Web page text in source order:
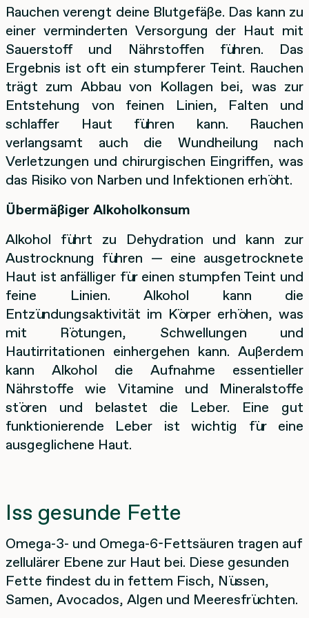
Rauchen verengt deine Blutgefäße. Das kann zu
einer verminderten Versorgung der Haut mit
Sauerstoff und Nährstoffen führen. Das
Ergebnis ist oft ein stumpferer Teint. Rauchen
trägt zum Abbau von Kollagen bei, was zur
Entstehung von feinen Linien, Falten und
schlaffer Haut führen kann. Rauchen
verlangsamt auch die Wundheilung nach
Verletzungen und chirurgischen Eingriffen, was
das Risiko von Narben und Infektionen erhöht.
Übermäßiger Alkoholkonsum
Alkohol führt zu Dehydration und kann zur
Austrocknung führen — eine ausgetrocknete
Haut ist anfälliger für einen stumpfen Teint und
feine Linien. Alkohol kann die
Entzündungsaktivität im Körper erhöhen, was
mit Rötungen, Schwellungen und
Hautirritationen einhergehen kann. Außerdem
kann Alkohol die Aufnahme essentieller
Nährstoffe wie Vitamine und Mineralstoffe
stören und belastet die Leber. Eine gut
funktionierende Leber ist wichtig für eine
ausgeglichene Haut.
Iss gesunde Fette
Omega-3- und Omega-6-Fettsäuren tragen auf
zellulärer Ebene zur Haut bei. Diese gesunden
Fette findest du in fettem Fisch, Nüssen,
Samen, Avocados, Algen und Meeresfrüchten.